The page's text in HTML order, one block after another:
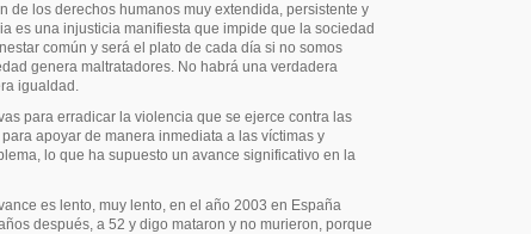
de los derechos humanos muy extendida, persistente y
es una injusticia manifiesta que impide que la sociedad
común y será el plato de cada día si no somos
genera maltratadores. No habrá una verdadera
igualdad.
para erradicar la violencia que se ejerce contra las
apoyar de manera inmediata a las víctimas y
lo que ha supuesto un avance significativo en la
es lento, muy lento, en el año 2003 en España
después, a 52 y digo mataron y no murieron, porque